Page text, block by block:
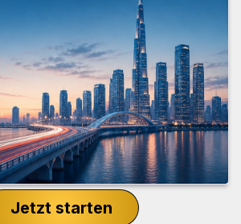
Jetzt starten